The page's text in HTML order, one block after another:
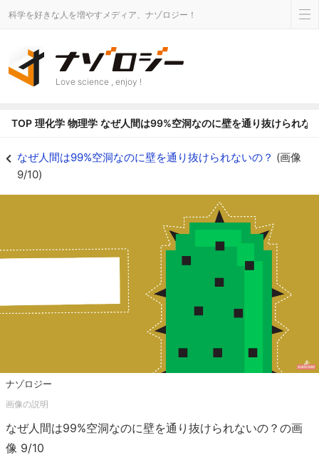
科学を好きな人を増やすメディア、ナゾロジー！
Love science , enjoy !
TOP 理化学 物理学 なぜ人間は99%空洞なのに壁を通り抜けられな
なぜ人間は99%空洞なのに壁を通り抜けられないの？ (画像
9/10)
ナゾロジー
なぜ人間は99%空洞なのに壁を通り抜けられないの？の画
像 9/10